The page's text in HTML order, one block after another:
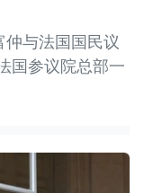
与法国国民议
国参议院总部一